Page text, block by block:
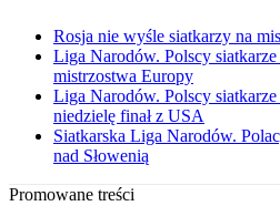
Rosja nie wyśle siatkarzy na
Liga Narodów. Polscy siatkarze
mistrzostwa Europy
Liga Narodów. Polscy
niedzielę finał z USA
Siatkarska Liga Narodów.
nad Słowenią
Promowane treści